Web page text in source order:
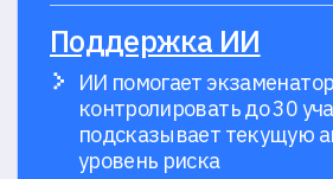
Телефон*
Добавочный номер (если есть)